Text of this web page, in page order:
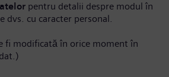
pentru detalii despre modul în
dvs. cu caracter personal.
fi modificată în orice moment în